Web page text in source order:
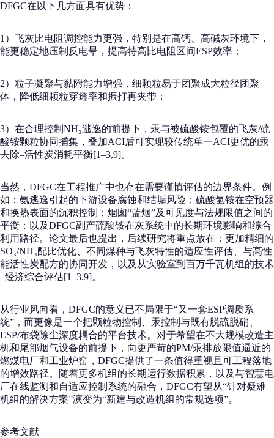
DFGC在以下几方面具有优势：
1）飞灰比电阻调控能力更强，特别是在高钙、高碱灰环境下，
能更稳定地压制反电晕，提高特高比电阻区间ESP效率；
2）粒子凝聚与黏附能力增强，细颗粒易于团聚成大粒径团聚
体，降低细颗粒穿透率和振打再夹带；
3）在合理控制NH₃逃逸的前提下，汞与被硫酸铵包覆的飞灰/硫
酸铵颗粒协同捕集，叠加ACI后可实现较传统单一ACI更优的汞
去除–活性炭消耗平衡[1–3,9]。
当然，DFGC在工程推广中也存在需要谨慎评估的边界条件。例
如：氨逃逸引起的下游设备腐蚀和结垢风险；硫酸氢铵在空预器
和换热表面的沉积控制；烟囱“蓝烟”及可见度与法规限值之间的
平衡；以及DFGC副产硫酸铵在灰系统中的长期环境影响和综合
利用路径。论文最后也提出，后续研究将重点放在：更加精细的
SO₃/NH₃配比优化、不同煤种与飞灰特性的适应性评估、与高性
能活性炭配方的协同开发，以及从实验室到百万千瓦机组的技术
–经济综合评估[1–3,9]。
从行业风向看，DFGC的意义已不局限于“又一套ESP调质系
统”，而更像是一个把颗粒物控制、汞控制与既有脱硫脱硝、
ESP/布袋除尘深度耦合的平台技术。对于希望在不大规模改造主
机和尾部烟气设备的前提下，向更严苛的PM/汞排放限值逼近的
燃煤电厂和工业炉窑，DFGC提供了一条值得重视且可工程落地
的增效路径。随着更多机组的长期运行数据积累，以及与智慧电
厂在线监测和自适应控制系统的融合，DFGC有望从“针对疑难
机组的解决方案”演变为“新建与改造机组的常规选项”。
参考文献